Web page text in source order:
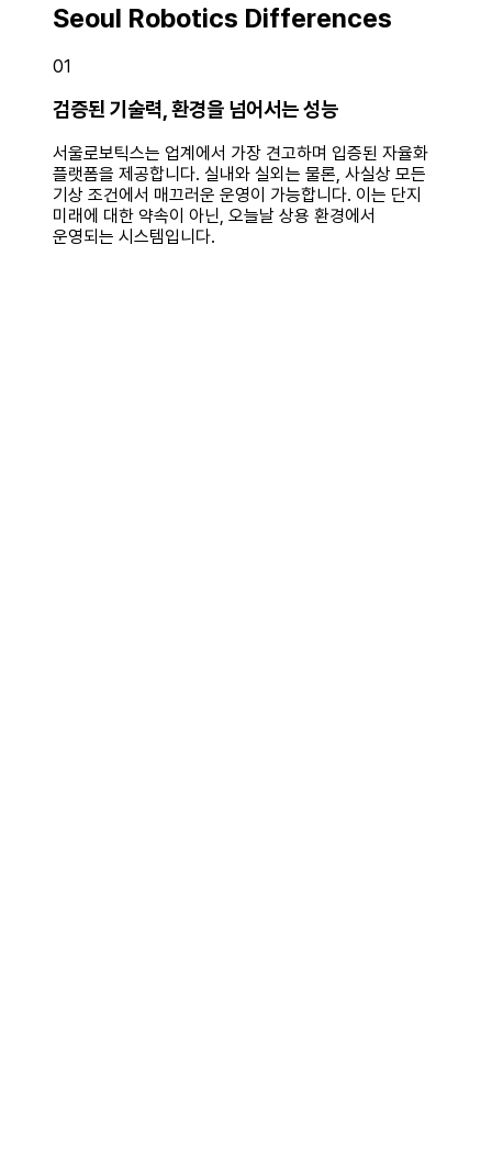
Seoul Robotics Differences
01
검증된 기술력, 환경을 넘어서는 성능
서울로보틱스는 업계에서 가장 견고하며 입증된 자율화
플랫폼을 제공합니다. 실내와 실외는 물론, 사실상 모든
기상 조건에서 매끄러운 운영이 가능합니다. 이는 단지
미래에 대한 약속이 아닌, 오늘날 상용 환경에서
운영되는 시스템입니다.
Seoul Robotics Differences
02
지능형 통합 관제, 개별 제어를 넘어선 군집
Seoul Robotics Differences
03
AI 기반의 지속적인 성능 고도화
Seoul Robotics Differences
04
제조사와 차종을 가리지 않는 호환성